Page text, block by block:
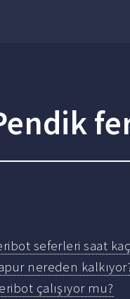
seferleri saat
nereden
çalışıyor mu?